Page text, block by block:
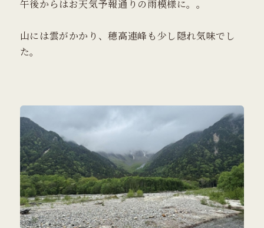
午後からはお天気予報通りの雨模様に。。
山には雲がかかり、穂高連峰も少し隠れ気味でし
た。